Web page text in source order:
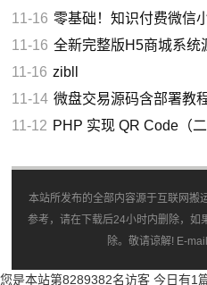
11-16 零基础！知识付费微信小程序
11-16 全新完整版H5商城系统
11-16 zibll
11-14 微盘交易源码含部署教
11-12 PHP 实现 QR Code（
本站所发布的全部内容源于互联网搬
参考，请在下载后24小时内删除，如
除。敬请谅解! E-
您是本站第8289382名访客 今日有1